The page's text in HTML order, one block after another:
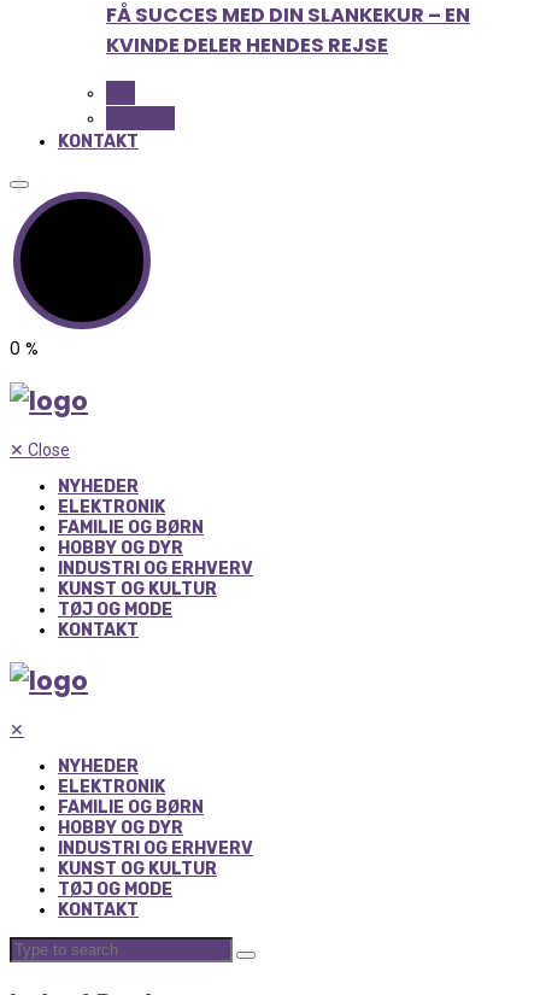
FÅ SUCCES MED DIN SLANKEKUR – EN
KVINDE DELER HENDES REJSE
KONTAKT
0 %
✕ Close
NYHEDER
ELEKTRONIK
FAMILIE OG BØRN
HOBBY OG DYR
INDUSTRI OG ERHVERV
KUNST OG KULTUR
TØJ OG MODE
KONTAKT
✕
NYHEDER
ELEKTRONIK
FAMILIE OG BØRN
HOBBY OG DYR
INDUSTRI OG ERHVERV
KUNST OG KULTUR
TØJ OG MODE
KONTAKT